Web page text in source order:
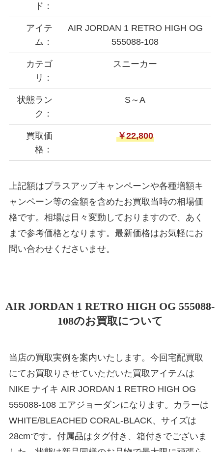
ド：
アイテ
ム：
AIR JORDAN 1 RETRO HIGH OG
555088-108
カテゴ
リ：
スニーカー
状態ラン
ク：
S～A
買取価
格：
￥22,800
上記額はプラスアップキャンペーンや各種増額キ
ャンペーン等の金額を含めたお買取当時の相場価
格です。相場は日々変動しておりますので、あく
まで参考価格となります。最新価格はお気軽にお
問い合わせくださいませ。
AIR JORDAN 1 RETRO HIGH OG 555088-
108のお買取について
当店の買取実例を案内いたします。今回宅配買取
にてお買取りさせていただいた買取アイテムは
NIKE ナイキ AIR JORDAN 1 RETRO HIGH OG
555088-108 エアジョーダンになります。カラーは
WHITE/BLEACHED CORAL-BLACK、サイズは
28cmです。付属品はタグ付き、箱付きでございま